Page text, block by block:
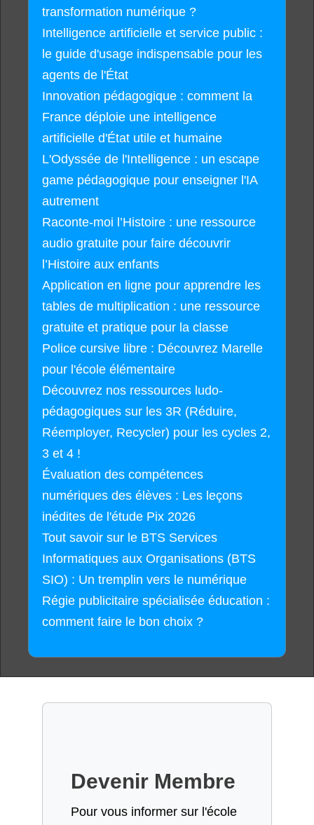
transformation numérique ?
Intelligence artificielle et service public :
le guide d'usage indispensable pour les
agents de l'État
Innovation pédagogique : comment la
France déploie une intelligence
artificielle d'État utile et humaine
L'Odyssée de l'Intelligence : un escape
game pédagogique pour enseigner l'IA
autrement
Raconte-moi l’Histoire : une ressource
audio gratuite pour faire découvrir
l’Histoire aux enfants
Application en ligne pour apprendre les
tables de multiplication : une ressource
gratuite et pratique pour la classe
Police cursive libre : Découvrez Marelle
pour l'école élémentaire
Découvrez nos ressources ludo-
pédagogiques sur les 3R (Réduire,
Réemployer, Recycler) pour les cycles 2,
3 et 4 !
Évaluation des compétences
numériques des élèves : Les leçons
inédites de l'étude Pix 2026
Tout savoir sur le BTS Services
Informatiques aux Organisations (BTS
SIO) : Un tremplin vers le numérique
Régie publicitaire spécialisée éducation :
comment faire le bon choix ?
Devenir Membre
Pour vous informer sur l'école